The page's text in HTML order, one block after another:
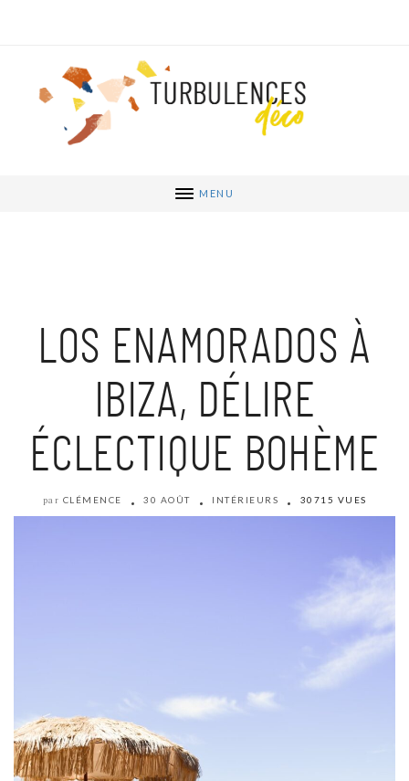
MENU
LOS ENAMORADOS À
IBIZA, DÉLIRE
ÉCLECTIQUE BOHÈME
par CLÉMENCE 30 AOÛT INTÉRIEURS 30715 VUES